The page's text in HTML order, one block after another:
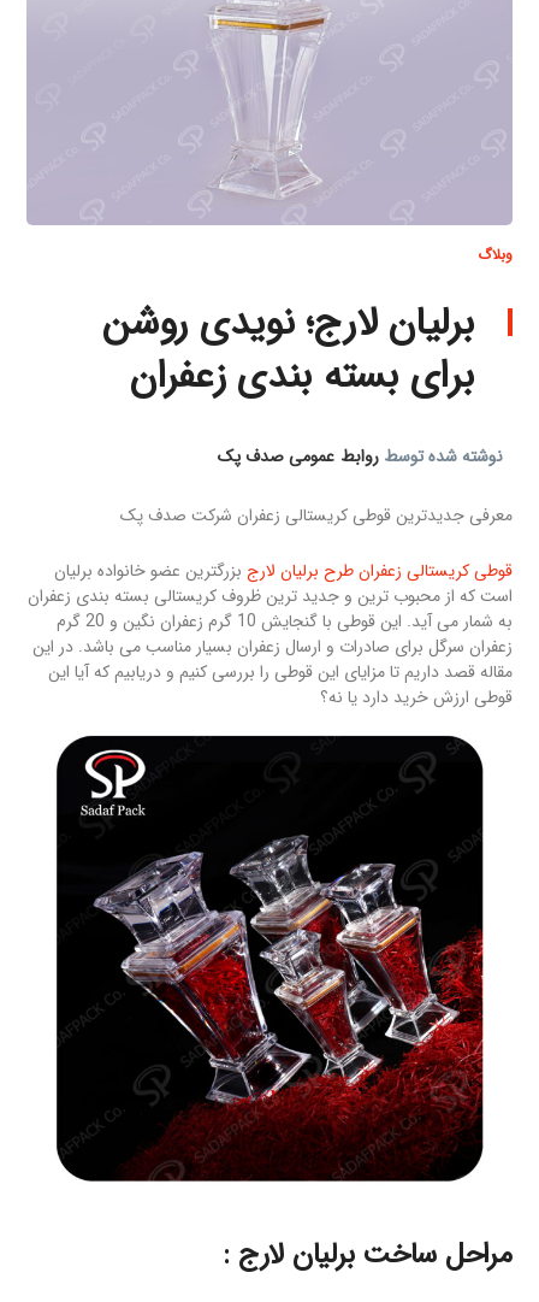
وبلاگ
برلیان لارج؛ نویدی روشن
برای بسته بندی زعفران
نوشته شده توسطروابط عمومی صدف پک
معرفی جدیدترین قوطی کریستالی زعفران شرکت صدف پک
قوطی کریستالی زعفران طرح برلیان لارج بزرگترین عضو خانواده برلیان
است که از محبوب ترین و جدید ترین ظروف کریستالی بسته بندی زعفران
به شمار می آید. این قوطی با گنجایش 10 گرم زعفران نگین و 20 گرم
زعفران سرگل برای صادرات و ارسال زعفران بسیار مناسب می باشد. در این
مقاله قصد داریم تا مزایای این قوطی را بررسی کنیم و دریابیم که آیا این
قوطی ارزش خرید دارد یا نه؟
مراحل ساخت برلیان لارج :